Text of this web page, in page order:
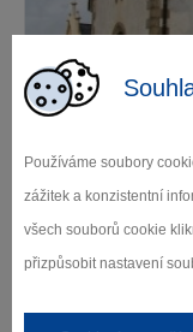
Používáme soubory
zážitek a konzistentní
všech souborů cookie
přizpůsobit nastavení
Husova
Polná